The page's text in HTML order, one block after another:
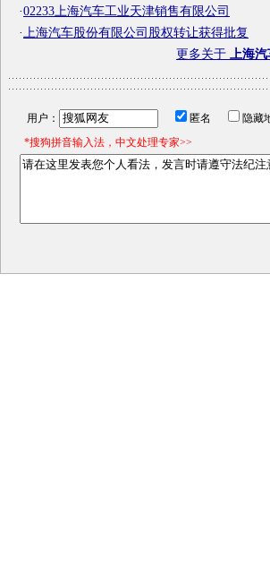
·02233上海汽车工业天津销售有限公司
· 上海汽车股份有限公司股权转让获得批复
更多关于
上海
用户： 匿名 隐藏
*搜狗拼音输入法，中文处理专家>>